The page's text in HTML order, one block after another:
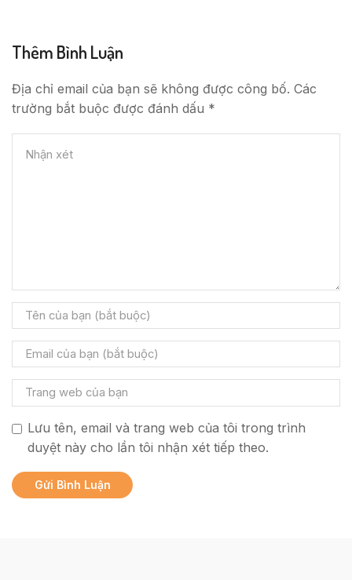
Thêm Bình Luận
Địa chỉ email của bạn sẽ không được công bố. Các
trường bắt buộc được đánh dấu *
Lưu tên, email và trang web của tôi trong trình
duyệt này cho lần tôi nhận xét tiếp theo.